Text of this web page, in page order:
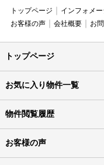
トップページ インフォメ
お客様の声
会社概要 お
トップページ
お気に入り物件一覧
物件閲覧履歴
お客様の声